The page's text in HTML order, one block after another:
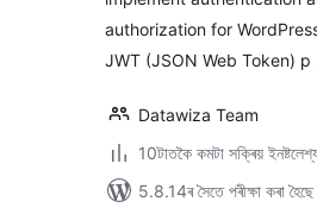
authorization for
JWT (JSON Web Token)
Datawiza Team
10টাতকৈ কমটা সক্ৰিয়
5.8.14ৰ সৈতে পৰীক্ষা কৰা হৈছে